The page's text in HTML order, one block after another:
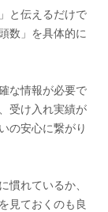
と伝えるだけで
数」を具体的に
な情報が必要で
受け入れ実績が
の安心に繋がり
慣れているか、
見ておくのも良